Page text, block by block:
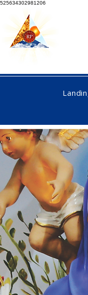
525634302981206